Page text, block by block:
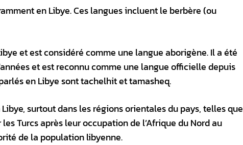
en Libye. Ces langues incluent le berbère (ou
et est considéré comme une langue aborigène. Il a été
et est reconnu comme une langue officielle depuis
en Libye sont tachelhit et tamasheq.
surtout dans les régions orientales du pays, telles que
Turcs après leur occupation de l’Afrique du Nord au
de la population libyenne.